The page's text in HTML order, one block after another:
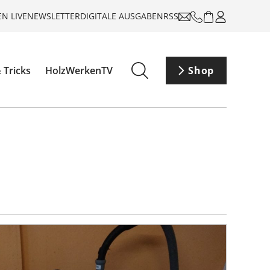
LIVENEWSLETTERDIGITALE AUSGABENRSS
Tricks HolzWerkenTV Shop